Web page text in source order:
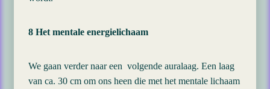
8 Het mentale energielichaam
We gaan verder naar een volgende auralaag. Een laag
van ca. 30 cm om ons heen die met het mentale lichaam